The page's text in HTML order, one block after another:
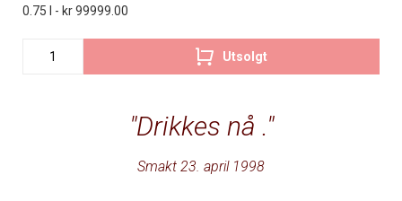
Drikkes nå .
Smakt 23. april 1998
0.75 l - kr 99999.00
Utsolgt